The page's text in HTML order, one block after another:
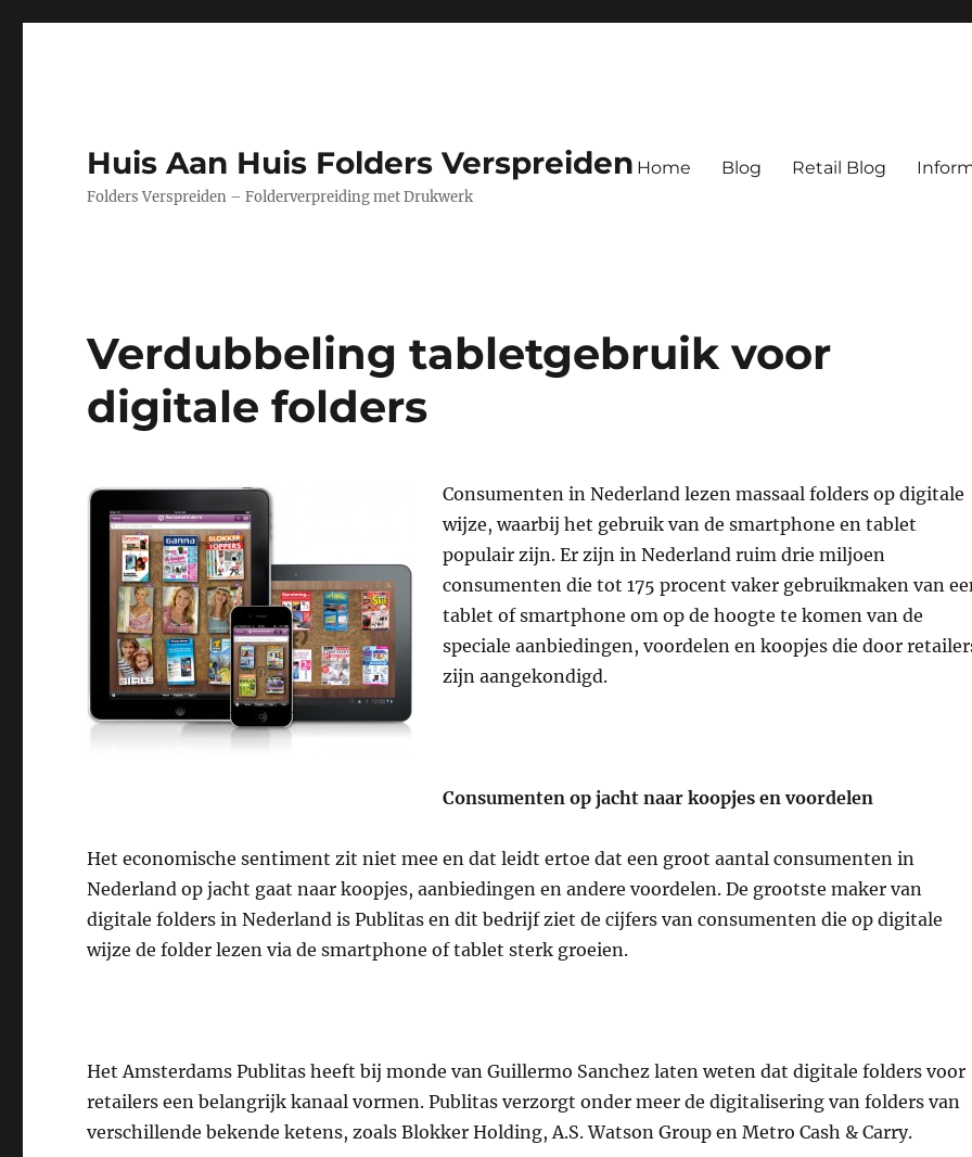
Huis Aan Huis Folders Verspreiden
Folders Verspreiden – Folderverpreiding met Drukwerk
Home Blog Retail Blog
Verdubbeling tabletgebruik voor
digitale folders
Consumenten in Nederland lezen massaal folders op digitale
wijze, waarbij het gebruik van de smartphone en tablet
populair zijn. Er zijn in Nederland ruim drie miljoen
consumenten die tot 175 procent vaker gebruikmaken van
tablet of smartphone om op de hoogte te komen van de
speciale aanbiedingen, voordelen en koopjes die door
zijn aangekondigd.
Consumenten op jacht naar koopjes en voordelen
Het economische sentiment zit niet mee en dat leidt ertoe dat een groot aantal consumenten in
Nederland op jacht gaat naar koopjes, aanbiedingen en andere voordelen. De grootste maker van
digitale folders in Nederland is Publitas en dit bedrijf ziet de cijfers van consumenten die op digitale
wijze de folder lezen via de smartphone of tablet sterk groeien.
Het Amsterdams Publitas heeft bij monde van Guillermo Sanchez laten weten dat digitale folders voor
retailers een belangrijk kanaal vormen. Publitas verzorgt onder meer de digitalisering van folders van
verschillende bekende ketens, zoals Blokker Holding, A.S. Watson Group en Metro Cash & Carry.